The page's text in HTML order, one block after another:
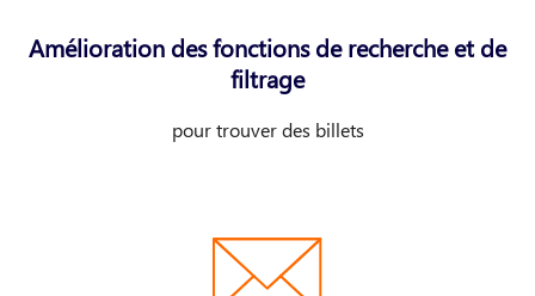
Amélioration des fonctions de recherche et de
filtrage
pour trouver des billets